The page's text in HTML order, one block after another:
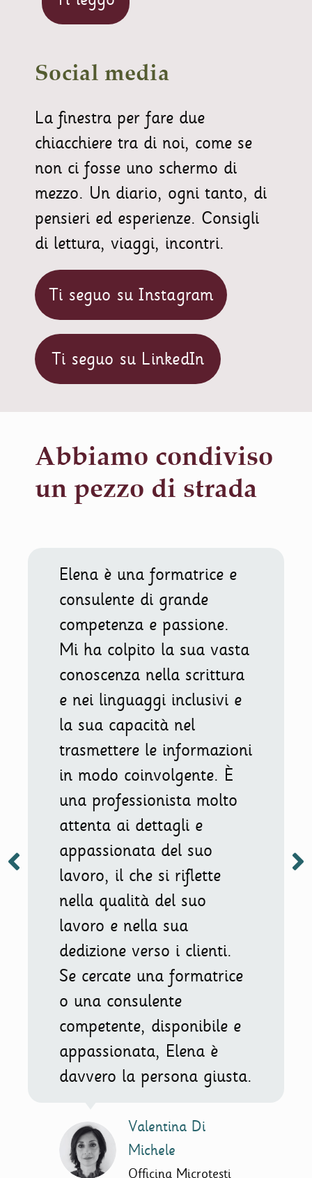
Social media
La finestra per fare due
chiacchiere tra di noi, come se
non ci fosse uno schermo di
mezzo. Un diario, ogni tanto, di
pensieri ed esperienze. Consigli
di lettura, viaggi, incontri.
Ti seguo su Instagram
Ti seguo su LinkedIn
Abbiamo condiviso
un pezzo di strada
Elena è una formatrice e
consulente di grande
competenza e passione.
Mi ha colpito la sua vasta
conoscenza nella scrittura
e nei linguaggi inclusivi e
la sua capacità nel
trasmettere le informazioni
in modo coinvolgente. È
una professionista molto
attenta ai dettagli e
appassionata del suo
lavoro, il che si riflette
nella qualità del suo
lavoro e nella sua
dedizione verso i clienti.
Se cercate una formatrice
o una consulente
competente, disponibile e
appassionata, Elena è
davvero la persona giusta.
Valentina Di
Michele
Officina Microtesti